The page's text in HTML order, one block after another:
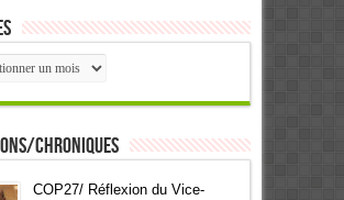
Chroniques
COP27/ Réflexion du Vice-